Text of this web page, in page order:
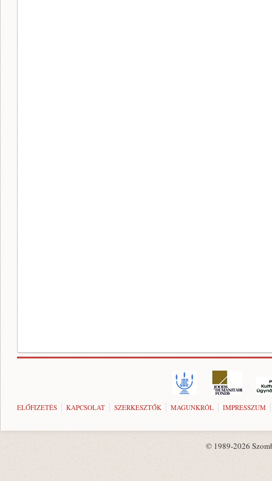
ELŐFIZETÉS KAPCSOLAT SZERKESZTŐK MAGUNKRÓL IMPRESSZUM
© 1989-2026